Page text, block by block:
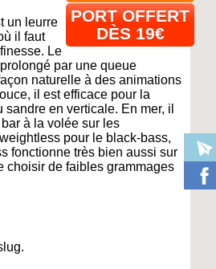
PORT OFFERT
DÈS 19€
un leurre
il faut
Le
par une queue
naturelle à des animations
il est efficace pour la
en verticale. En mer, il
à la volée sur les
pour le black-bass,
fonctionne très bien aussi sur
choisir de faibles grammages